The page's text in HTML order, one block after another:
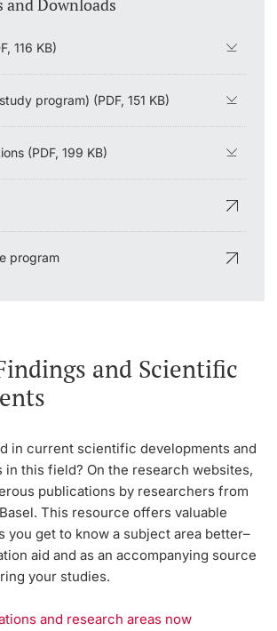
116 KB)
program) (PDF, 151 KB)
(PDF, 199 KB)
program
and Scientific
in current scientific developments and
this field? On the research websites,
publications by researchers from
This resource offers valuable
you get to know a subject area better–
aid and as an accompanying source
your studies.
and research areas now